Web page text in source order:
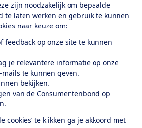
zijn noodzakelijk om bepaalde
te laten werken en gebruik te kunnen
naar keuze om:
feedback op onze site te kunnen
je relevantere informatie op onze
te kunnen geven.
bekijken.
van de Consumentenbond op
cookies’ te klikken ga je akkoord met
over de
Privacyverklaring
Toegankelijkheid
feed nieuws
Facebook
TwitterInstagram
YoutubeLinkedIn